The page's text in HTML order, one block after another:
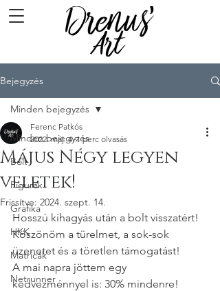
Bejegyzés
Minden bejegyzés
Bolt
Figurák
Grafika
HKK
Matricák
Netrunner
Minden bejegyzés
Május Négy legyen
veletek!
Ferenc Patkós
2022. máj. 4. 1 perc olvasás
Frissítve: 2024. szept. 14.
Hosszú kihagyás után a bolt visszatért!
Köszönöm a türelmet, a sok-sok
üzenetet és a töretlen támogatást!
A mai napra jöttem egy
kedvezménnyel is: 30% mindenre!